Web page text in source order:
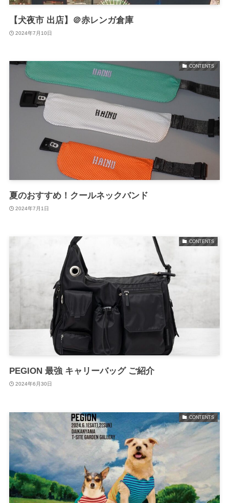
【犬夜市 出店】＠赤レンガ倉庫
2024年7月10日
CONTENTS
夏のおすすめ！クールネックバンド
2024年7月1日
CONTENTS
PEGION 最強 キャリーバッグ ご紹介
2024年6月30日
CONTENTS